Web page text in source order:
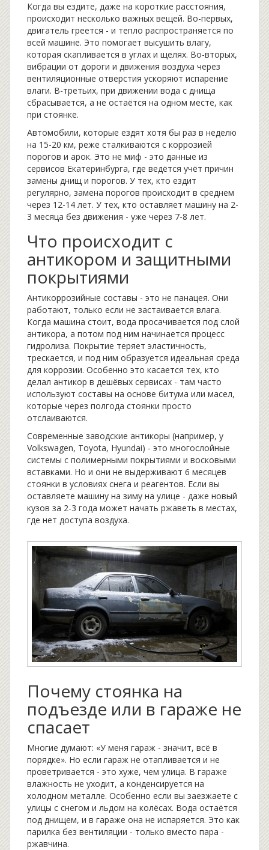
Когда вы ездите, даже на короткие расстояния,
происходит несколько важных вещей. Во-первых,
двигатель греется - и тепло распространяется по
всей машине. Это помогает высушить влагу,
которая скапливается в углах и щелях. Во-вторых,
вибрации от дороги и движения воздуха через
вентиляционные отверстия ускоряют испарение
влаги. В-третьих, при движении вода с днища
сбрасывается, а не остаётся на одном месте, как
при стоянке.
Автомобили, которые ездят хотя бы раз в неделю
на 15-20 км, реже сталкиваются с коррозией
порогов и арок. Это не миф - это данные из
сервисов Екатеринбурга, где ведётся учёт причин
замены днищ и порогов. У тех, кто ездит
регулярно, замена порогов происходит в среднем
через 12-14 лет. У тех, кто оставляет машину на 2-
3 месяца без движения - уже через 7-8 лет.
Что происходит с
антикором и защитными
покрытиями
Антикоррозийные составы - это не панацея. Они
работают, только если не застаивается влага.
Когда машина стоит, вода просачивается под слой
антикора, а потом под ним начинается процесс
гидролиза. Покрытие теряет эластичность,
трескается, и под ним образуется идеальная среда
для коррозии. Особенно это касается тех, кто
делал антикор в дешёвых сервисах - там часто
используют составы на основе битума или масел,
которые через полгода стоянки просто
отслаиваются.
Современные заводские антикоры (например, у
Volkswagen, Toyota, Hyundai) - это многослойные
системы с полимерными покрытиями и восковыми
вставками. Но и они не выдерживают 6 месяцев
стоянки в условиях снега и реагентов. Если вы
оставляете машину на зиму на улице - даже новый
кузов за 2-3 года может начать ржаветь в местах,
где нет доступа воздуха.
Почему стоянка на
подъезде или в гараже не
спасает
Многие думают: «У меня гараж - значит, всё в
порядке». Но если гараж не отапливается и не
проветривается - это хуже, чем улица. В гараже
влажность не уходит, а конденсируется на
холодном металле. Особенно если вы заезжаете с
улицы с снегом и льдом на колёсах. Вода остаётся
под днищем, и в гараже она не испаряется. Это как
парилка без вентиляции - только вместо пара -
ржавчина.